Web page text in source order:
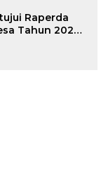
Raperda
Tahun 2026